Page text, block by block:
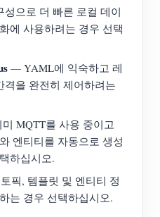
으로 더 빠른 로컬 데이
에 사용하려는 경우 선택
— YAML에 익숙하고 레
격을 완전히 제어하려는
MQTT를 사용 중이고
엔티티를 자동으로 생성
하십시오.
픽, 템플릿 및 엔티티 정
는 경우 선택하십시오.